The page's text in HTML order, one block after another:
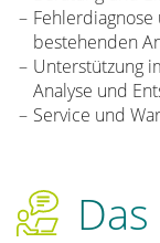
bestehenden
Unterstützung
Analyse und
Service­ und